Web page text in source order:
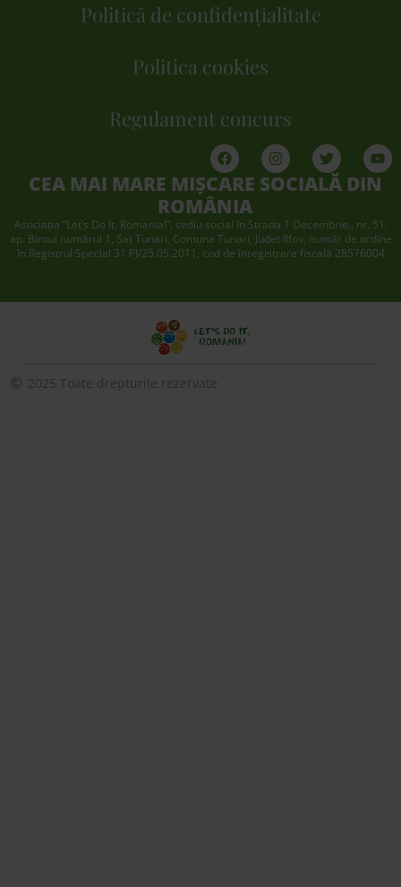
Politică de confidențialitate
Politica cookies
Regulament concurs
CEA MAI MARE MIȘCARE SOCIALĂ DIN
ROMÂNIA
Asociaţia “Let’s Do It, Romania!”, sediu social în Strada 1 Decembrie., nr. 51,
ap. Biroul numărul 1, Sat Tunari, Comuna Tunari, Judet Ilfov, număr de ordine
în Registrul Special 31 PJ/25.05.2011, cod de înregistrare fiscală 28576004
2025 Toate drepturile rezervate.